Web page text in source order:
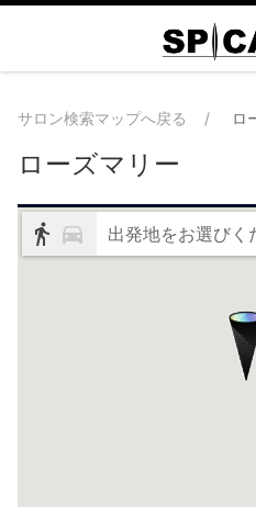
サロン検索マップへ戻る ロ
ローズマリー
出発地をお選びく